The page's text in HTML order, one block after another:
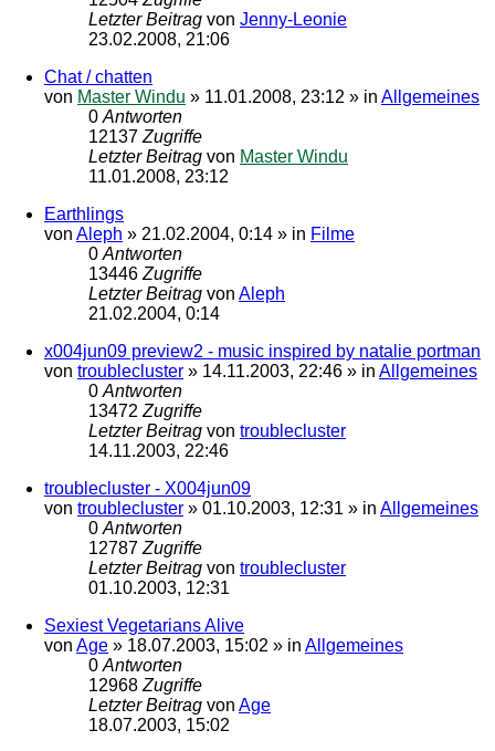
Letzter Beitrag von Jenny-Leonie
23.02.2008, 21:06
Chat / chatten
von Master Windu » 11.01.2008, 23:12 » in Allgemeines
0 Antworten
12137 Zugriffe
Letzter Beitrag von Master Windu
11.01.2008, 23:12
Earthlings
von Aleph » 21.02.2004, 0:14 » in Filme
0 Antworten
13446 Zugriffe
Letzter Beitrag von Aleph
21.02.2004, 0:14
x004jun09 preview2 - music inspired by natalie portman
von troublecluster » 14.11.2003, 22:46 » in Allgemeines
0 Antworten
13472 Zugriffe
Letzter Beitrag von troublecluster
14.11.2003, 22:46
troublecluster - X004jun09
von troublecluster » 01.10.2003, 12:31 » in Allgemeines
0 Antworten
12787 Zugriffe
Letzter Beitrag von troublecluster
01.10.2003, 12:31
Sexiest Vegetarians Alive
von Age » 18.07.2003, 15:02 » in Allgemeines
0 Antworten
12968 Zugriffe
Letzter Beitrag von Age
18.07.2003, 15:02